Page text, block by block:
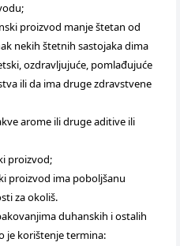
proizvod manje štetan od
nekih štetnih sastojaka dima
ozdravljujuće, pomlađujuće
ili da ima druge zdravstvene
arome ili druge aditive ili
proizvod;
proizvod ima poboljšanu
za okoliš.
duhanskih i ostalih
je korištenje termina: